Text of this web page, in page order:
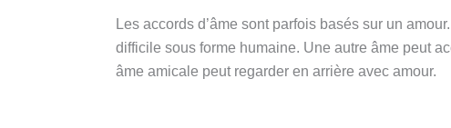
Les accords d’âme sont parfois basés sur un
difficile sous forme humaine. Une autre âme peut
âme amicale peut regarder en arrière avec amour.